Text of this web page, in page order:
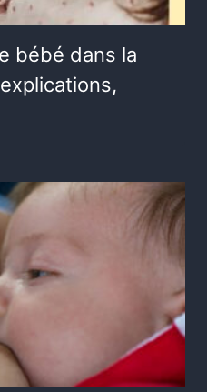
bébé dans la